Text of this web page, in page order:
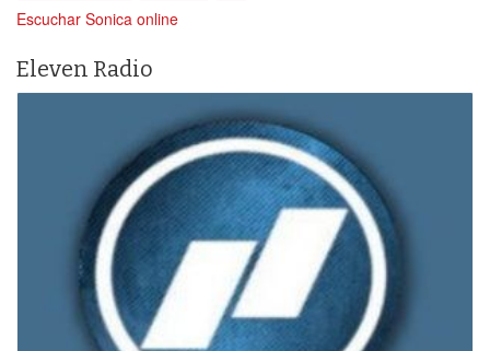
Escuchar Sonica online
Eleven Radio